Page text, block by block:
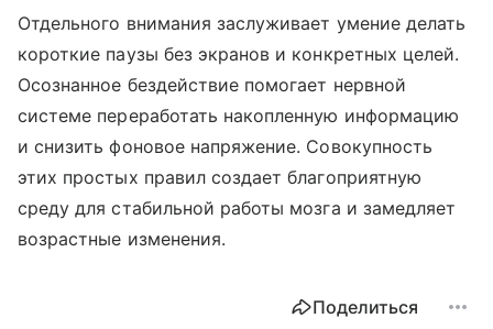
Отдельного внимания заслуживает умение делать
короткие паузы без экранов и конкретных целей.
Осознанное бездействие помогает нервной
системе переработать накопленную информацию
и снизить фоновое напряжение. Совокупность
этих простых правил создает благоприятную
среду для стабильной работы мозга и замедляет
возрастные изменения.
Поделиться